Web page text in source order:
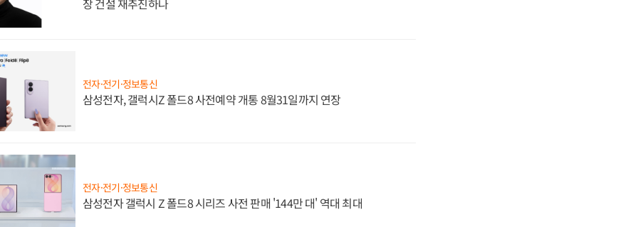
전자·전기·정보통신
삼성전자, 갤럭시Z 폴드8 사전예약 개통 8월31일까지 연장
전자·전기·정보통신
삼성전자 갤럭시 Z 폴드8 시리즈 사전 판매 '144만 대' 역대 최대